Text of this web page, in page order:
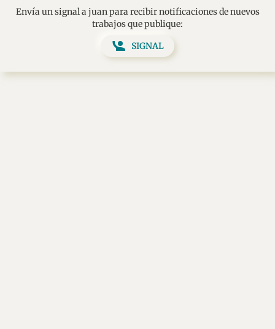
Envía un signal a juan para recibir notificaciones de nuevos
trabajos que publique:
SIGNAL